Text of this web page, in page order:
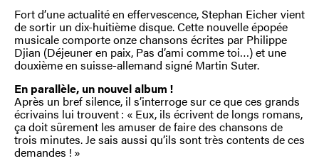
Fort d’une actualité en effervescence, Stephan Eicher vient
de sortir un dix-huitième disque. Cette nouvelle épopée
musicale comporte onze chansons écrites par Philippe
Djian (Déjeuner en paix, Pas d’ami comme toi…) et une
douxième en suisse-allemand signé Martin Suter.
En parallèle, un nouvel album !
Après un bref silence, il s’interroge sur ce que ces grands
écrivains lui trouvent : « Eux, ils écrivent de longs romans,
ça doit sûrement les amuser de faire des chansons de
trois minutes. Je sais aussi qu’ils sont très contents de ces
demandes ! »